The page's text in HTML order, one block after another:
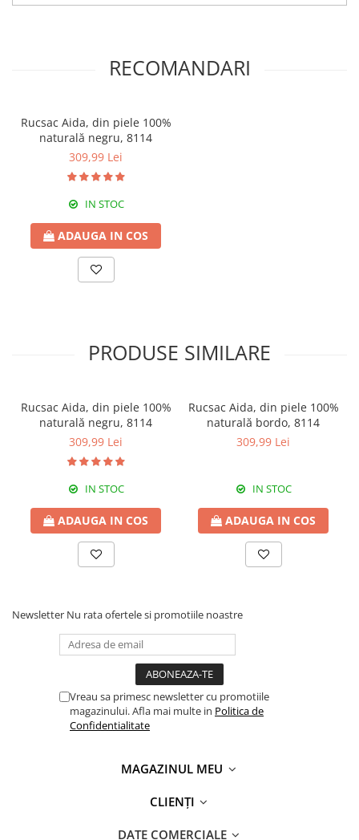
RECOMANDARI
Rucsac Aida, din piele 100%
naturală negru, 8114
309,99 Lei
IN STOC
ADAUGA IN COS
PRODUSE SIMILARE
Rucsac Aida, din piele 100%
naturală negru, 8114
309,99 Lei
IN STOC
ADAUGA IN COS
Rucsac Aida, din piele 100%
naturală bordo, 8114
309,99 Lei
IN STOC
ADAUGA IN COS
Newsletter Nu rata ofertele si promotiile noastre
Vreau sa primesc newsletter cu promotiile
magazinului. Afla mai multe in Politica de
Confidentialitate
MAGAZINUL MEU
CLIENȚI
DATE COMERCIALE